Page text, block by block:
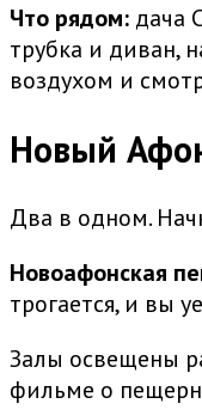
Что рядом: дача
трубка и диван,
воздухом и
Новый
Два в одном.
Новоафонская
трогается, и вы
Залы освещены
фильме о